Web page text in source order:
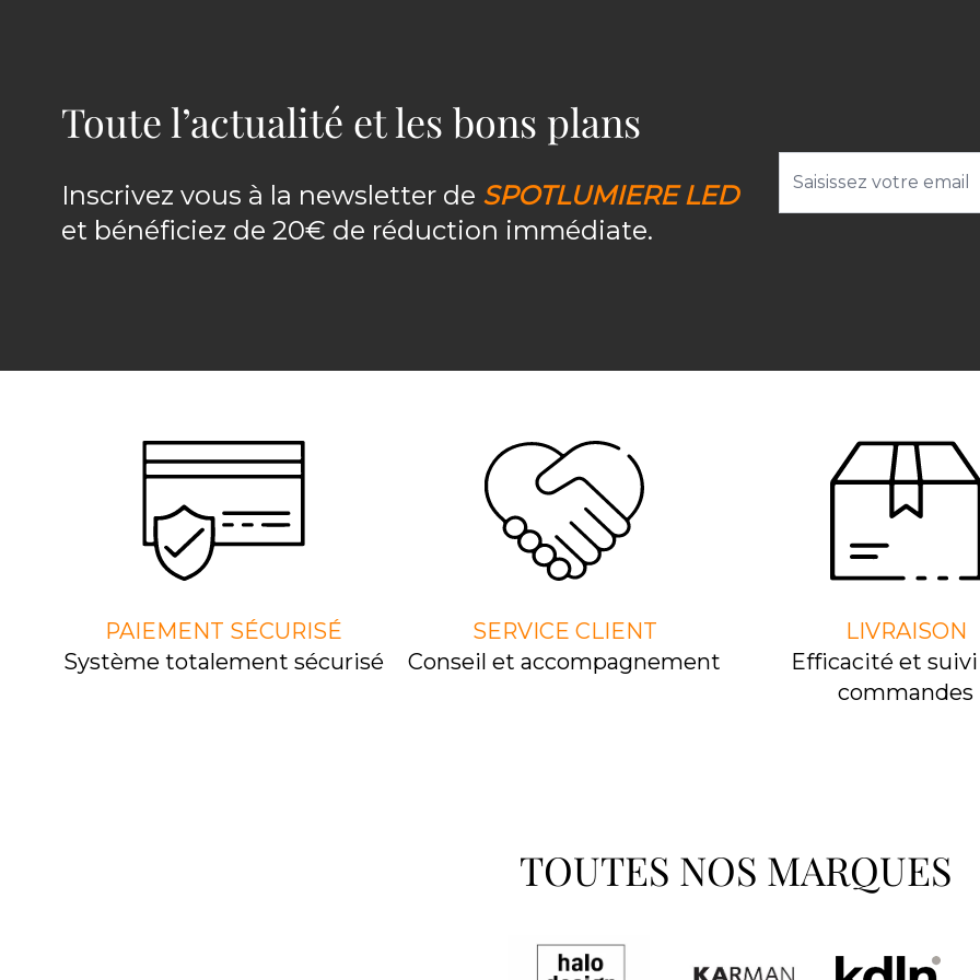
Toute l’actualité et les bons plans
Inscrivez vous à la newsletter de SPOTLUMIERE LED
et bénéficiez de 20€ de réduction immédiate.
PAIEMENT SÉCURISÉ
Système totalement sécurisé
SERVICE CLIENT
Conseil et accompagnement
LIVRAISON
Efﬁcacité et
commandes
TOUTES NOS MARQUES